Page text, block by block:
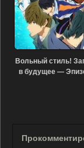
Вольный стиль!
в будущее —